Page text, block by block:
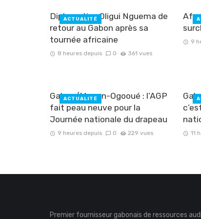
Diplomatie : Oligui Nguema de
retour au Gabon après sa
tournée africaine
8 heures depuis 0 361 vues
ACTUALITÉ
9
Gabon/Moyen-Ogooué : l’AGP
fait peau neuve pour la
Journée nationale du drapeau
9 heures depuis 0 229 vues
ACTUALITÉ
11
Premier fournisseur gabonais de ressources